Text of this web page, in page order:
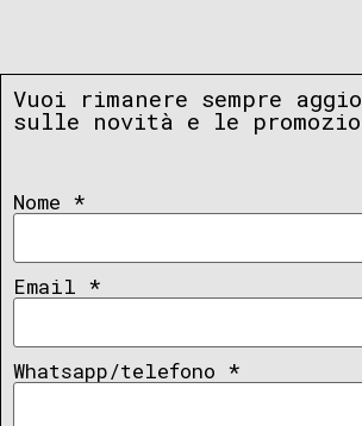
Vuoi rimanere sempre
sulle novità e le
Nome *
Email *
Whatsapp/telefono *